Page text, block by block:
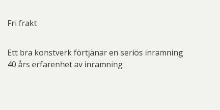
Fri frakt
Ett bra konstverk förtjänar en seriös inramning
40 års erfarenhet av inramning